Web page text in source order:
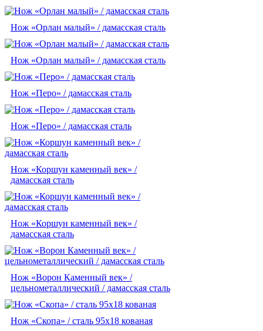
Нож «Орлан малый» / дамасская сталь
Нож «Орлан малый» / дамасская сталь
Нож «Перо» / дамасская сталь
Нож «Перо» / дамасская сталь
Нож «Коршун каменный век» /
дамасская сталь
Нож «Коршун каменный век» /
дамасская сталь
Нож «Ворон Каменный век» /
цельнометаллический / дамасская сталь
Нож «Скопа» / сталь 95х18 кованая